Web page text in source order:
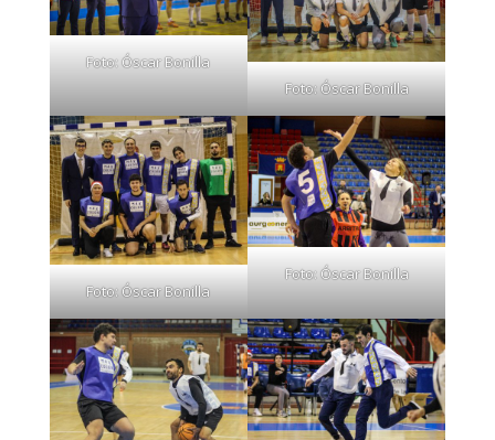
Foto: Óscar Bonilla
Foto: Óscar Bonilla
Foto: Óscar Bonilla
Foto: Óscar Bonilla